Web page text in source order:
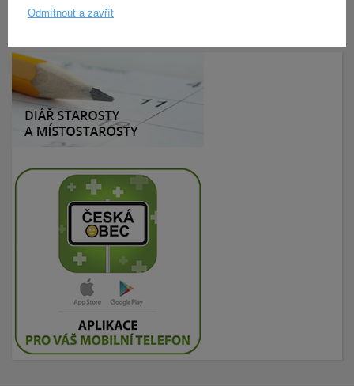
Odmítnout a zavřít
18.6.2025